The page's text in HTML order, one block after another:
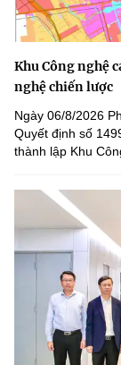
Khu Công nghệ
nghệ chiến lược
Ngày 06/8/2026
Quyết định số
thành lập Khu